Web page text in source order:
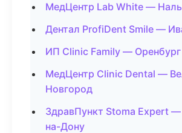
МедЦентр Lab White —
Дентал ProfiDent Smile —
ИП Clinic Family — Оренбург
МедЦентр Clinic Dental —
Новгород
ЗдравПункт Stoma Expert
на-Дону